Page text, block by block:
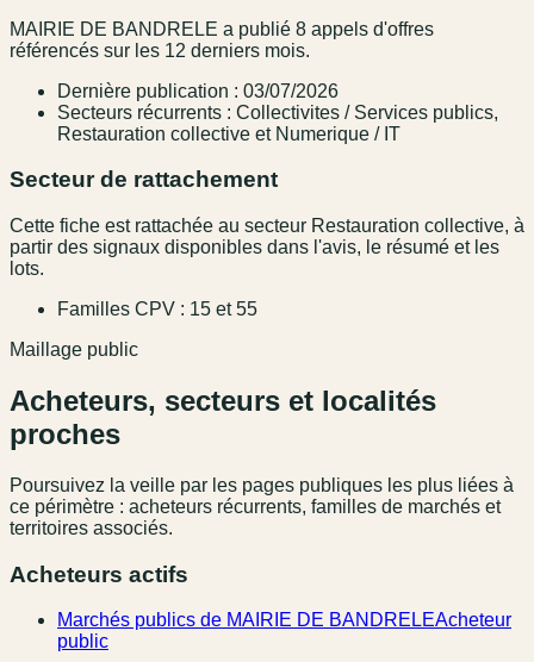
MAIRIE DE BANDRELE a publié 8 appels d'offres
référencés sur les 12 derniers mois.
Dernière publication : 03/07/2026
Secteurs récurrents : Collectivites / Services publics,
Restauration collective et Numerique / IT
Secteur de rattachement
Cette fiche est rattachée au secteur Restauration collective, à
partir des signaux disponibles dans l'avis, le résumé et les
lots.
Familles CPV : 15 et 55
Maillage public
Acheteurs, secteurs et localités
proches
Poursuivez la veille par les pages publiques les plus liées à
ce périmètre : acheteurs récurrents, familles de marchés et
territoires associés.
Acheteurs actifs
Marchés publics de MAIRIE DE BANDRELEAcheteur
public